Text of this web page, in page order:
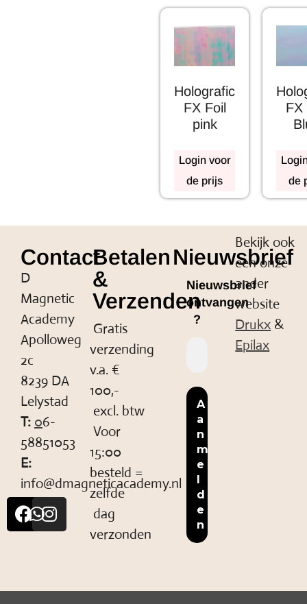
Holografic
FX Foil
pink
Login voor
de prijs
FX
de
Contact
D
Magnetic
Academy
Apolloweg
2c
8239 DA
Lelystad
T: 06-
58851053
E:
info@dmagneticacademy.nl
Betalen
&
Verzenden
Gratis
verzending
v.a. €
100,-
excl. btw
Voor
15:00
besteld =
zelfde
dag
verzonden
Nieuwsbrief
Nieuwsbrief
ontvangen
?
Bekijk ook
een onze
ander
website
Drukx &
Epilax